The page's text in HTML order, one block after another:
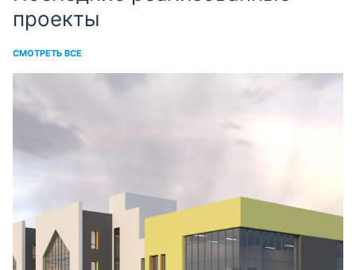
проекты
СМОТРЕТЬ ВСЕ